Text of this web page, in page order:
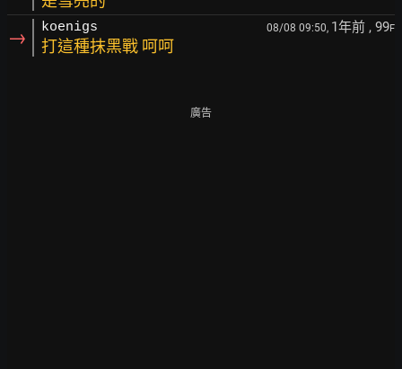
→ koenigs 08/08 09:50, 1年前 , 99F
打這種抹黑戰 呵呵
廣告